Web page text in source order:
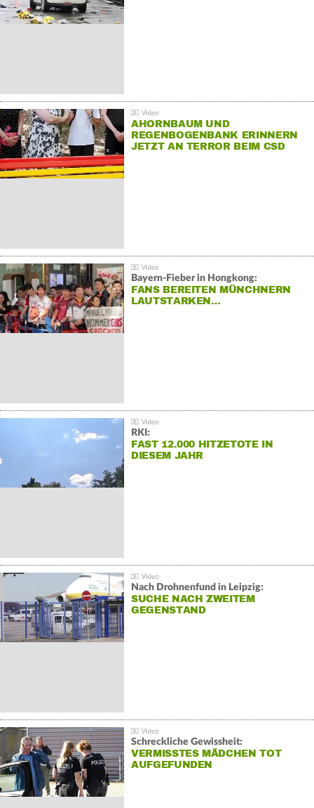
AHORNBAUM UND
REGENBOGENBANK ERINNERN
JETZT AN TERROR BEIM CSD
Bayern-Fieber in Hongkong:
FANS BEREITEN MÜNCHNERN
LAUTSTARKEN…
RKI:
FAST 12.000 HITZETOTE IN
DIESEM JAHR
Nach Drohnenfund in Leipzig:
SUCHE NACH ZWEITEM
GEGENSTAND
Schreckliche Gewissheit:
VERMISSTES MÄDCHEN TOT
AUFGEFUNDEN